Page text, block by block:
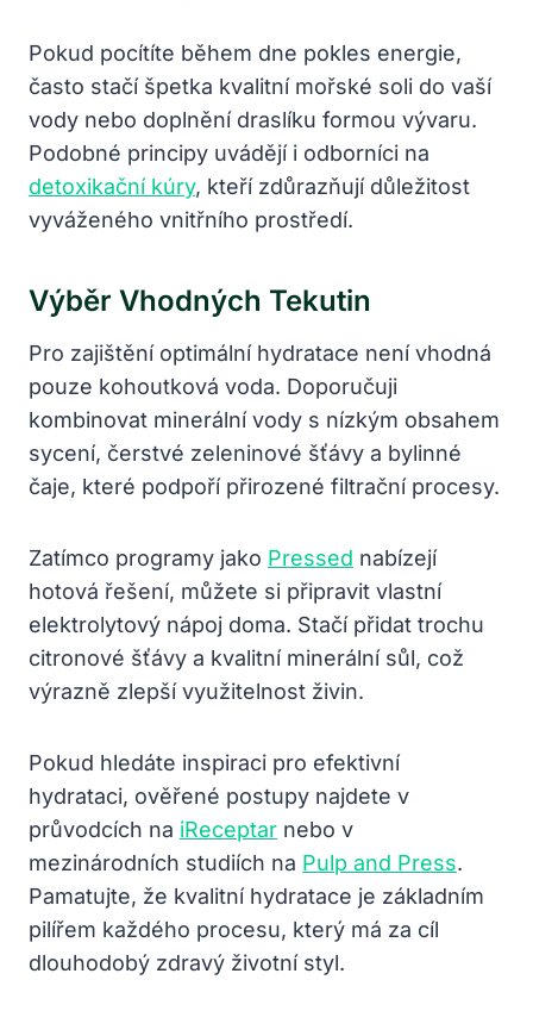
Pokud pocítíte během dne pokles energie,
často stačí špetka kvalitní mořské soli do vaší
vody nebo doplnění draslíku formou vývaru.
Podobné principy uvádějí i odborníci na
detoxikační kúry, kteří zdůrazňují důležitost
vyváženého vnitřního prostředí.
Výběr Vhodných Tekutin
Pro zajištění optimální hydratace není vhodná
pouze kohoutková voda. Doporučuji
kombinovat minerální vody s nízkým obsahem
sycení, čerstvé zeleninové šťávy a bylinné
čaje, které podpoří přirozené filtrační procesy.
Zatímco programy jako Pressed nabízejí
hotová řešení, můžete si připravit vlastní
elektrolytový nápoj doma. Stačí přidat trochu
citronové šťávy a kvalitní minerální sůl, což
výrazně zlepší využitelnost živin.
Pokud hledáte inspiraci pro efektivní
hydrataci, ověřené postupy najdete v
průvodcích na iReceptar nebo v
mezinárodních studiích na Pulp and Press.
Pamatujte, že kvalitní hydratace je základním
pilířem každého procesu, který má za cíl
dlouhodobý zdravý životní styl.